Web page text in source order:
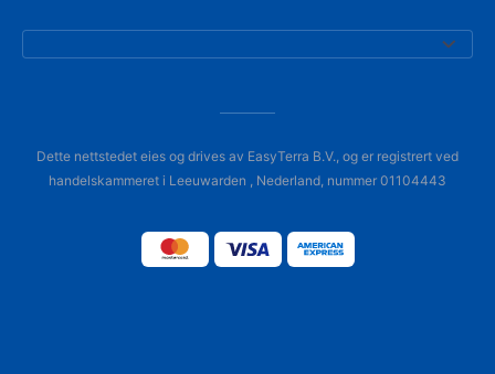
Dette nettstedet eies og drives av EasyTerra B.V., og er registrert ved
handelskammeret i Leeuwarden , Nederland, nummer 01104443